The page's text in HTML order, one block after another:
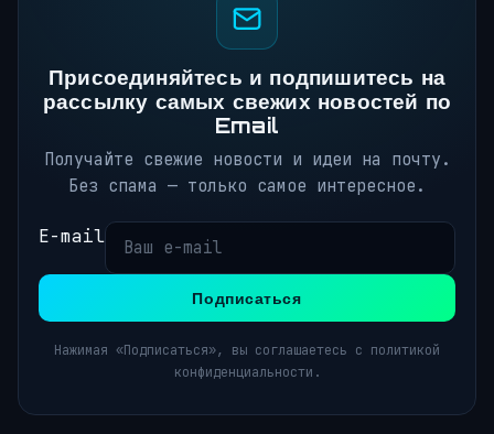
Присоединяйтесь и подпишитесь на
рассылку самых свежих новостей по
Email
Получайте свежие новости и идеи на почту.
Без спама — только самое интересное.
E-mail
Подписаться
Нажимая «Подписаться», вы соглашаетесь с политикой
конфиденциальности.